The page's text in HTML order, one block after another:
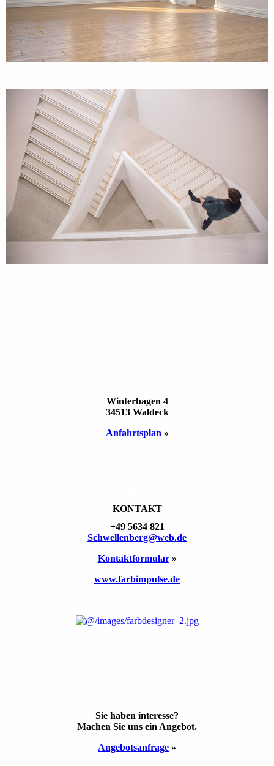
Winterhagen 4
34513 Waldeck
Anfahrts­plan »
KONTAKT
+49 5634 821
Schwellen­berg@web.de
Kontakt­formular»
www.farbimpulse.de
Sie haben inte­resse?
Machen Sie uns ein Ange­bot.
Angebots­anfrage »